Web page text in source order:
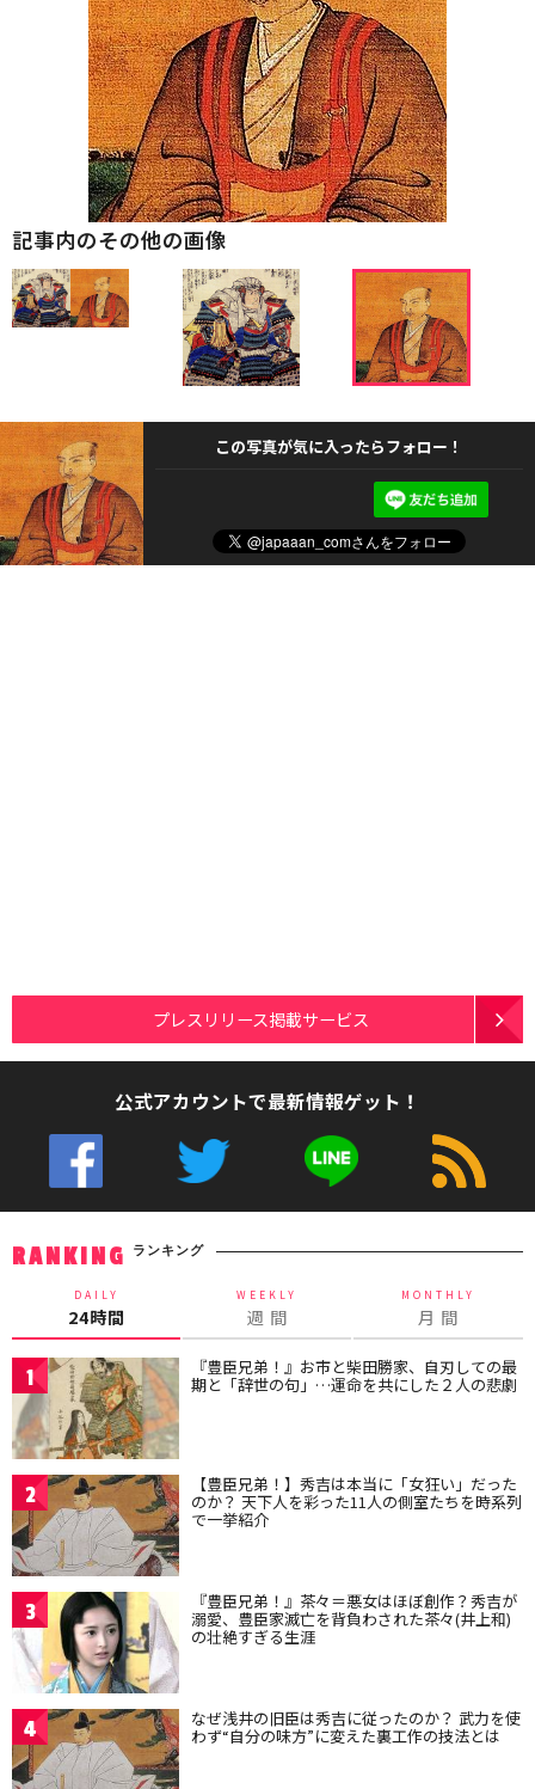
記事内のその他の画像
この写真が気に入ったらフォロー！
プレスリリース掲載サービス
公式アカウントで最新情報ゲット！
RANKING ランキング
DAILY
24時間
WEEKLY
週 間
MONTHLY
月 間
1 『豊臣兄弟！』お市と柴田勝家、自刃しての最
期と「辞世の句」…運命を共にした２人の悲劇
2 【豊臣兄弟！】秀吉は本当に「女狂い」だった
のか？ 天下人を彩った11人の側室たちを時系列
で一挙紹介
3 『豊臣兄弟！』茶々＝悪女はほぼ創作？秀吉が
溺愛、豊臣家滅亡を背負わされた茶々(井上和)
の壮絶すぎる生涯
4 なぜ浅井の旧臣は秀吉に従ったのか？ 武力を使
わず“自分の味方”に変えた裏工作の技法とは